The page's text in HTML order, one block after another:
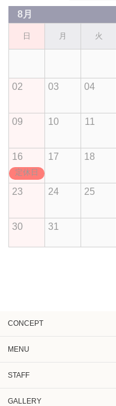
8月
日 月 火
02 03 04
09 10 11
16
定休日
17 18
23 24 25
30 31
CONCEPT
MENU
STAFF
GALLERY